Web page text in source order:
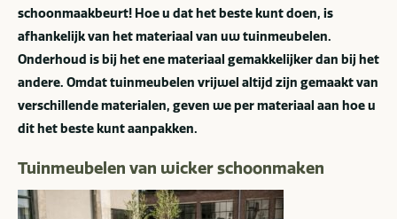
schoonmaakbeurt! Hoe u dat het beste kunt doen, is
afhankelijk van het materiaal van uw tuinmeubelen.
Onderhoud is bij het ene materiaal gemakkelijker dan bij het
andere. Omdat tuinmeubelen vrijwel altijd zijn gemaakt van
verschillende materialen, geven we per materiaal aan hoe u
dit het beste kunt aanpakken.
Tuinmeubelen van wicker schoonmaken